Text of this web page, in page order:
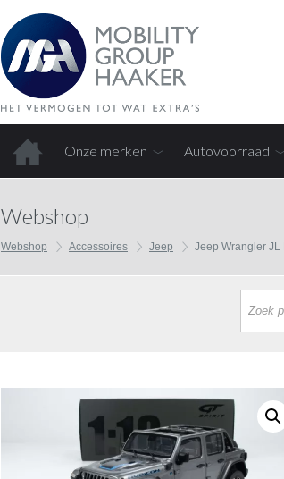
Onze merken Autovoorraad
Webshop
Webshop Accessoires Jeep Jeep Wrangler